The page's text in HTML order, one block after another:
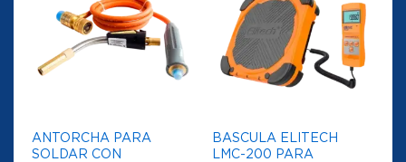
ANTORCHA PARA
SOLDAR CON
BASCULA ELITECH
LMC-200 PARA